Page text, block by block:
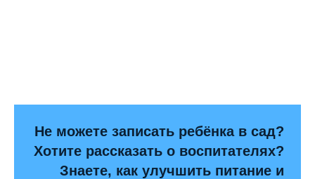
Не можете записать ребёнка в сад?
Хотите рассказать о воспитателях?
Знаете, как улучшить питание и